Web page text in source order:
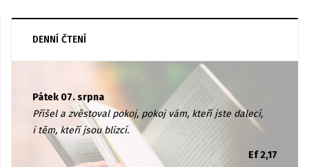
DENNÍ ČTENÍ
Pátek 07. srpna
Přišel a zvěstoval pokoj, pokoj vám, kteří jste dalecí,
i těm, kteří jsou blízcí.
Ef 2,17